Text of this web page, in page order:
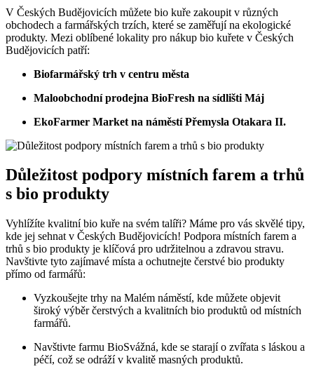
V⁣ Českých Budějovicích můžete bio ‍kuře zakoupit v různých
obchodech a farmářských trzích, které ⁤se zaměřují na ekologické
produkty. Mezi oblíbené lokality⁢ pro nákup bio kuřete v Českých
Budějovicích patří:
Biofarmářský trh ⁣v⁤ centru města
Maloobchodní prodejna BioFresh na sídlišti Máj
EkoFarmer Market na ​náměstí Přemysla Otakara II.
Důležitost podpory místních⁤ farem a trhů
s bio produkty
Vyhlížíte kvalitní bio kuře⁢ na⁣ svém talíři? Máme pro vás skvělé tipy,
kde jej sehnat v Českých Budějovicích! Podpora místních farem a
trhů s bio​ produkty je klíčová pro​ udržitelnou a zdravou stravu.
Navštivte tyto zajímavé místa a ochutnejte ⁣čerstvé bio produkty
přímo od farmářů:
Vyzkoušejte trhy na Malém náměstí, ⁤kde můžete objevit
široký výběr čerstvých‌ a kvalitních bio produktů⁣ od⁢ místních
farmářů.
Navštivte farmu‌ BioSvážná, kde se⁣ starají o zvířata s láskou a
péčí, což se odráží v kvalitě masných produktů.